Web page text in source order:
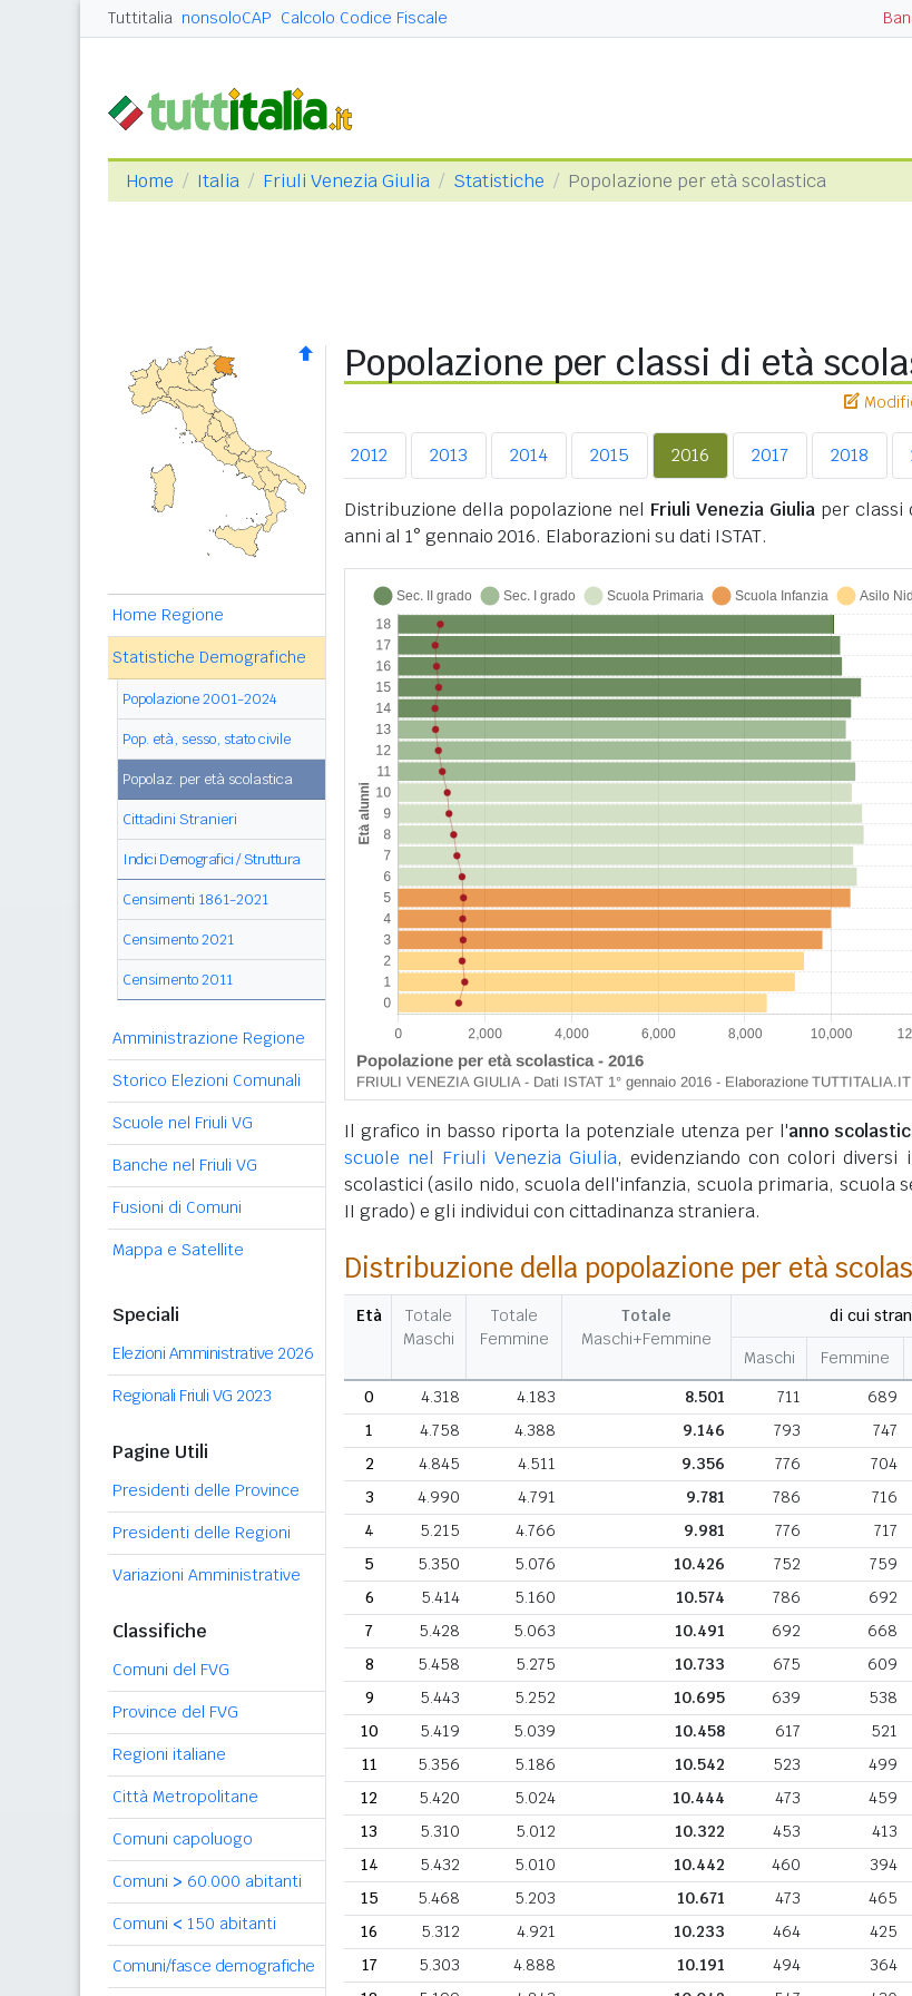
Tuttitalia nonsoloCAP Calcolo Codice Fiscale
Home Italia Friuli Venezia Giulia Statistiche Popolazione per età scolastica
Home Regione
Statistiche Demografiche
Popolazione 2001-2024
Pop. età, sesso, stato civile
Popolaz. per età scolastica
Cittadini Stranieri
Indici Demografici / Struttura
Censimenti 1861-2021
Censimento 2021
Censimento 2011
Amministrazione Regione
Storico Elezioni Comunali
Scuole nel Friuli VG
Banche nel Friuli VG
Fusioni di Comuni
Mappa e Satellite
Speciali
Elezioni Amministrative 2026
Regionali Friuli VG 2023
Pagine Utili
Presidenti delle Province
Presidenti delle Regioni
Variazioni Amministrative
Classifiche
Comuni del FVG
Province del FVG
Regioni italiane
Città Metropolitane
Comuni capoluogo
Comuni > 60.000 abitanti
Comuni < 150 abitanti
Comuni/fasce demografiche
Popolazione per classi di età
2010 2012 2013 2014 2015 2016 2017 2018
Distribuzione della popolazione nel Friuli Venezia Giulia per classi
anni al 1° gennaio 2016. Elaborazioni su dati ISTAT.
Il grafico in basso riporta la potenziale utenza per l'anno
scuole nel Friuli Venezia Giulia, evidenziando con colori diversi
scolastici (asilo nido, scuola dell'infanzia, scuola primaria, scuola
II grado) e gli individui con cittadinanza straniera.
Distribuzione della popolazione per età
Età
Totale
Maschi
Totale
Femmine
Totale
Maschi+Femmine
di cui
Maschi Femmine
0
4.318 4.183 8.501 711 689
1
4.758 4.388 9.146 793 747
2
4.845 4.511 9.356 776 704
3
4.990 4.791 9.781 786 716
4
5.215 4.766 9.981 776 717
5
5.350 5.076 10.426 752 759
6
5.414 5.160 10.574 786 692
7
5.428 5.063 10.491 692 668
8
5.458 5.275 10.733 675 609
9
5.443 5.252 10.695 639 538
10
5.419 5.039 10.458 617 521
11
5.356 5.186 10.542 523 499
12
5.420 5.024 10.444 473 459
13
5.310 5.012 10.322 453 413
14
5.432 5.010 10.442 460 394
15
5.468 5.203 10.671 473 465
16
5.312 4.921 10.233 464 425
17
5.303 4.888 10.191 494 364